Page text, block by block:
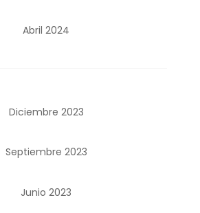
Abril 2024
Diciembre 2023
Septiembre 2023
Junio 2023